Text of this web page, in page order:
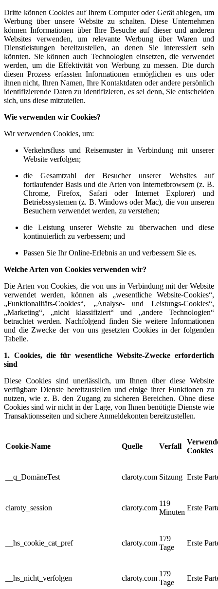
Dritte können Cookies auf Ihrem Computer oder Gerät ablegen, um
Werbung über unsere Website zu schalten. Diese Unternehmen
können Informationen über Ihre Besuche auf dieser und anderen
Websites verwenden, um relevante Werbung über Waren und
Dienstleistungen bereitzustellen, an denen Sie interessiert sein
könnten. Sie können auch Technologien einsetzen, die verwendet
werden, um die Effektivität von Werbung zu messen. Die durch
diesen Prozess erfassten Informationen ermöglichen es uns oder
ihnen nicht, Ihren Namen, Ihre Kontaktdaten oder andere persönlich
identifizierende Daten zu identifizieren, es sei denn, Sie entscheiden
sich, uns diese mitzuteilen.
Wie verwenden wir Cookies?
Wir verwenden Cookies, um:
Verkehrsfluss und Reisemuster in Verbindung mit unserer
Website verfolgen;
die Gesamtzahl der Besucher unserer Websites auf
fortlaufender Basis und die Arten von Internetbrowsern (z. B.
Chrome, Firefox, Safari oder Internet Explorer) und
Betriebssystemen (z. B. Windows oder Mac), die von unseren
Besuchern verwendet werden, zu verstehen;
die Leistung unserer Website zu überwachen und diese
kontinuierlich zu verbessern; und
Passen Sie Ihr Online-Erlebnis an und verbessern Sie es.
Welche Arten von Cookies verwenden wir?
Die Arten von Cookies, die von uns in Verbindung mit der Website
verwendet werden, können als „wesentliche Website-Cookies“,
„Funktionalitäts-Cookies“, „Analyse- und Leistungs-Cookies“,
„Marketing“, „nicht klassifiziert“ und „andere Technologien“
betrachtet werden. Nachfolgend finden Sie weitere Informationen
und die Zwecke der von uns gesetzten Cookies in der folgenden
Tabelle.
1. Cookies, die für wesentliche Website-Zwecke erforderlich
sind
Diese Cookies sind unerlässlich, um Ihnen über diese Website
verfügbare Dienste bereitzustellen und einige ihrer Funktionen zu
nutzen, wie z. B. den Zugang zu sicheren Bereichen. Ohne diese
Cookies sind wir nicht in der Lage, von Ihnen benötigte Dienste wie
Transaktionsseiten und sichere Anmeldekonten bereitzustellen.
Cookie-Name Quelle Verfall
Cookies
__q_DomäneTest claroty.com Sitzung Erste
claroty_session claroty.com
119
Minuten
Erste
__hs_cookie_cat_pref claroty.com
179
Tage
Erste
__hs_nicht_verfolgen claroty.com
179
Tage
Erste